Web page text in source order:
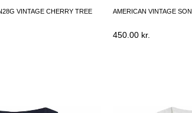
VINTAGE CHERRY TREE AMERICAN VINTAGE
450.00 kr.